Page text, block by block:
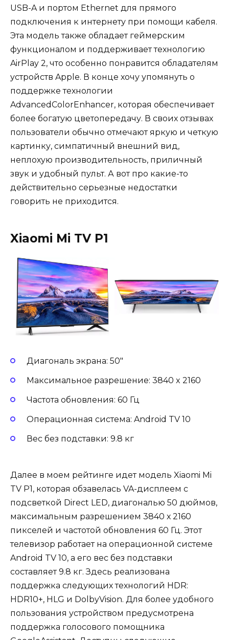
USB-A и портом Ethernet для прямого
подключения к интернету при помощи кабеля.
Эта модель также обладает геймерским
функционалом и поддерживает технологию
AirPlay 2, что особенно понравится обладателям
устройств Apple. В конце хочу упомянуть о
поддержке технологии
AdvancedColorEnhancer, которая обеспечивает
более богатую цветопередачу. В своих отзывах
пользователи обычно отмечают яркую и четкую
картинку, симпатичный внешний вид,
неплохую производительность, приличный
звук и удобный пульт. А вот про какие-то
действительно серьезные недостатки
говорить не приходится.
Xiaomi Mi TV P1
Диагональ экрана: 50″
Максимальное разрешение: 3840 x 2160
Частота обновления: 60 Гц
Операционная система: Android TV 10
Вес без подставки: 9.8 кг
Далее в моем рейтинге идет модель Xiaomi Mi
TV P1, которая обзавелась VA-дисплеем с
подсветкой Direct LED, диагональю 50 дюймов,
максимальным разрешением 3840 х 2160
пикселей и частотой обновления 60 Гц. Этот
телевизор работает на операционной системе
Android TV 10, а его вес без подставки
составляет 9.8 кг. Здесь реализована
поддержка следующих технологий HDR:
HDR10+, HLG и DolbyVision. Для более удобного
пользования устройством предусмотрена
поддержка голосового помощника